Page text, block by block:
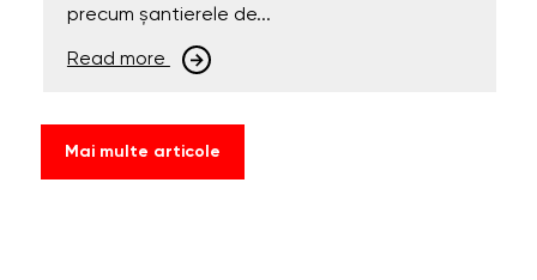
precum șantierele de...
Read more
Mai multe articole